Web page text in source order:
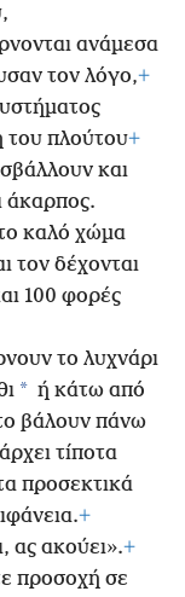
ανάμεσα
τον λόγο,+
του πλούτου+
και
άκαρπος.
καλό χώμα
τον δέχονται
100 φορές
το λυχνάρι
* ή κάτω από
βάλουν πάνω
τίποτα
προσεκτικά
+
ας ακούει».+
προσοχή σε